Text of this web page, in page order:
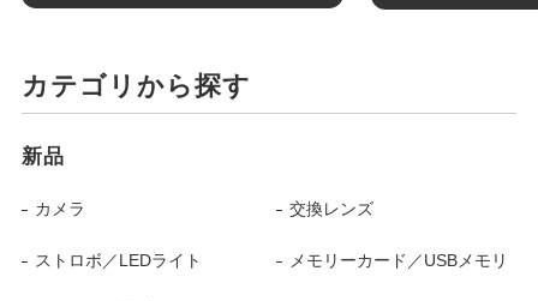
カテゴリから探す
新品
カメラ 交換レンズ
ストロボ／LEDライト メモリーカード／USBメモリ